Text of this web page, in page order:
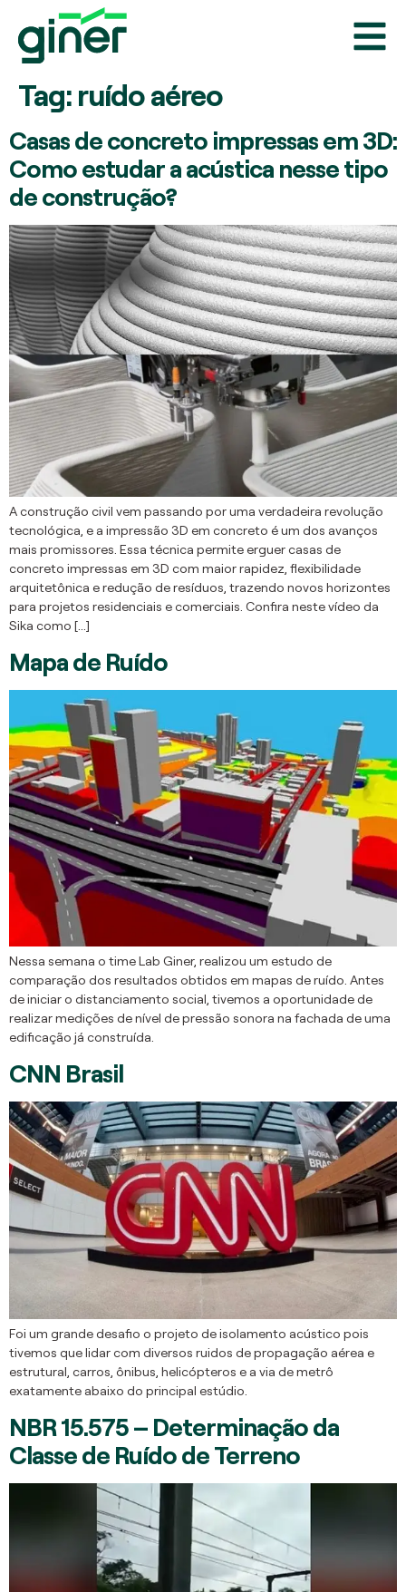
Tag:ruído aéreo
Casas de concreto impressas em 3D:
Como estudar a acústica nesse tipo
de construção?
A construção civil vem passando por uma verdadeira revolução
tecnológica, e a impressão 3D em concreto é um dos avanços
mais promissores. Essa técnica permite erguer casas de
concreto impressas em 3D com maior rapidez, flexibilidade
arquitetônica e redução de resíduos, trazendo novos horizontes
para projetos residenciais e comerciais. Confira neste vídeo da
Sika como […]
Mapa de Ruído
Nessa semana o time Lab Giner, realizou um estudo de
comparação dos resultados obtidos em mapas de ruído. Antes
de iniciar o distanciamento social, tivemos a oportunidade de
realizar medições de nível de pressão sonora na fachada de uma
edificação já construída.
CNN Brasil
Foi um grande desafio o projeto de isolamento acústico pois
tivemos que lidar com diversos ruidos de propagação aérea e
estrutural, carros, ônibus, helicópteros e a via de metrô
exatamente abaixo do principal estúdio.
NBR 15.575 – Determinação da
Classe de Ruído de Terreno